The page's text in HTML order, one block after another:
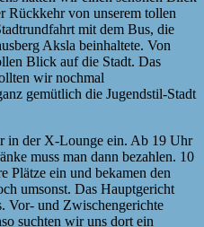
Rückkehr von unserem tollen
mit dem Bus, die
Aksla beinhaltete. Von
Blick auf die Stadt. Das
wir nochmal
gemütlich die Jugendstil-Stadt
in der X-Lounge ein. Ab 19 Uhr
muss man dann bezahlen. 10
Plätze ein und bekamen den
umsonst. Das Hauptgericht
Vor- und Zwischengerichte
suchten wir uns dort ein